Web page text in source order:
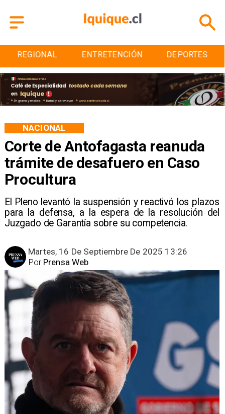
ENTRETENCIÓN DEPORTES CULTURA
Corte de Antofagasta reanuda
trámite de desafuero en Caso
Procultura
El Pleno levantó la suspensión y reactivó los plazos
para la defensa, a la espera de la resolución del
Juzgado de Garantía sobre su competencia.
NACIONAL
Martes, 16 De Septiembre De 2025 13:26
Prensa Web
Por